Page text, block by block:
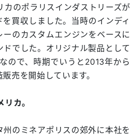
のポラリスインダストリーズが
買収しました。当時のインディ
ーのカスタムエンジンをベースに
でした。オリジナル製品として
ので、時期でいうと2013年から
売を開始しています。
カ。
のミネアポリスの郊外に本社を